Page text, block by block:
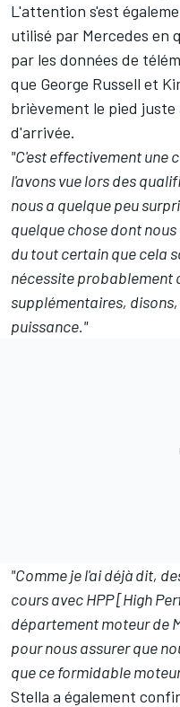
L'attention s'est
utilisé par Mercedes en
par les données de
que George Russell et
brièvement le pied
d'arrivée.
"C'est effectivement une
l'avons vue lors des
nous a quelque peu
quelque chose dont
du tout certain que cela
nécessite probablement
supplémentaires,
puissance."
"Comme je l'ai déjà dit,
cours avec HPP [High
département moteur de
pour nous assurer que
que ce formidable
Stella a également